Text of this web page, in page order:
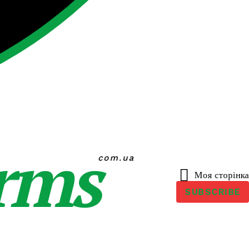
com.ua
Моя сторінка
SUBSCRIBE